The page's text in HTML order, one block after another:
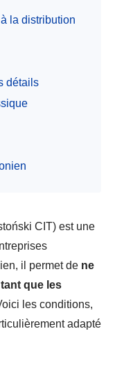
la distribution
détails
CIT) est une
il permet de ne
que les
les conditions,
adapté